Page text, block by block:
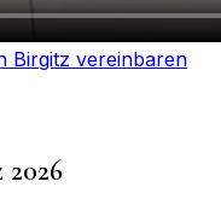
Birgitz vereinbaren
2026